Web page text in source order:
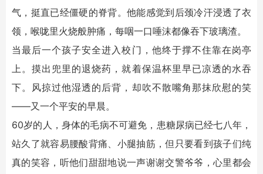
气，挺直已经僵硬的脊背。他能感觉到后颈冷汗浸透了衣
领，喉咙里火烧般肿痛，每咽一口唾沫都像吞下玻璃渣。
当最后一个孩子安全进入校门，他终于撑不住靠在岗亭
上。摸出兜里的退烧药，就着保温杯里早已凉透的水吞
下。风掠过他湿透的后背，却吹不散嘴角那抹欣慰的笑
——又一个平安的早晨。
60岁的人，身体的毛病不可避免，患糖尿病已经七八年，
站久了就容易腰酸背痛、小腿抽筋，但只要看到孩子们纯
真的笑容，听他们甜甜地说一声谢谢交警爷爷，心里都会